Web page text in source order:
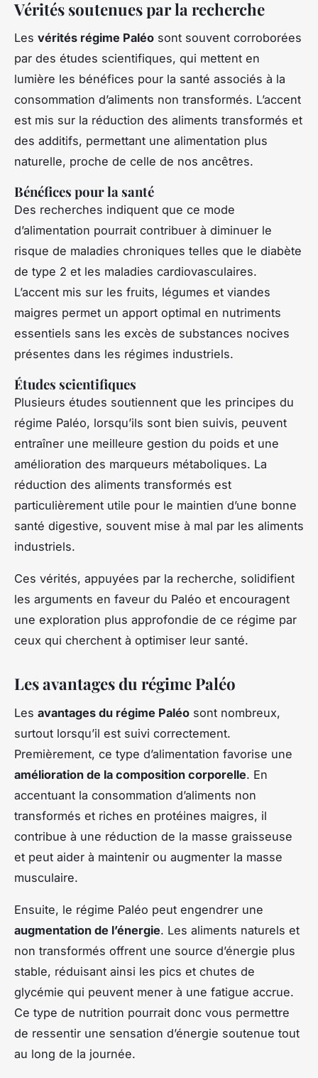
Vérités soutenues par la recherche
Les vérités régime Paléo sont souvent corroborées
par des études scientifiques, qui mettent en
lumière les bénéfices pour la santé associés à la
consommation d’aliments non transformés. L’accent
est mis sur la réduction des aliments transformés et
des additifs, permettant une alimentation plus
naturelle, proche de celle de nos ancêtres.
Bénéfices pour la santé
Des recherches indiquent que ce mode
d’alimentation pourrait contribuer à diminuer le
risque de maladies chroniques telles que le diabète
de type 2 et les maladies cardiovasculaires.
L’accent mis sur les fruits, légumes et viandes
maigres permet un apport optimal en nutriments
essentiels sans les excès de substances nocives
présentes dans les régimes industriels.
Études scientifiques
Plusieurs études soutiennent que les principes du
régime Paléo, lorsqu’ils sont bien suivis, peuvent
entraîner une meilleure gestion du poids et une
amélioration des marqueurs métaboliques. La
réduction des aliments transformés est
particulièrement utile pour le maintien d’une bonne
santé digestive, souvent mise à mal par les aliments
industriels.
Ces vérités, appuyées par la recherche, solidifient
les arguments en faveur du Paléo et encouragent
une exploration plus approfondie de ce régime par
ceux qui cherchent à optimiser leur santé.
Les avantages du régime Paléo
Les avantages du régime Paléo sont nombreux,
surtout lorsqu’il est suivi correctement.
Premièrement, ce type d’alimentation favorise une
amélioration de la composition corporelle. En
accentuant la consommation d’aliments non
transformés et riches en protéines maigres, il
contribue à une réduction de la masse graisseuse
et peut aider à maintenir ou augmenter la masse
musculaire.
Ensuite, le régime Paléo peut engendrer une
augmentation de l’énergie. Les aliments naturels et
non transformés offrent une source d’énergie plus
stable, réduisant ainsi les pics et chutes de
glycémie qui peuvent mener à une fatigue accrue.
Ce type de nutrition pourrait donc vous permettre
de ressentir une sensation d’énergie soutenue tout
au long de la journée.